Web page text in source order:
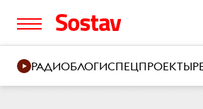
РАДИОБЛОГИСПЕЦПРОЕКТЫ